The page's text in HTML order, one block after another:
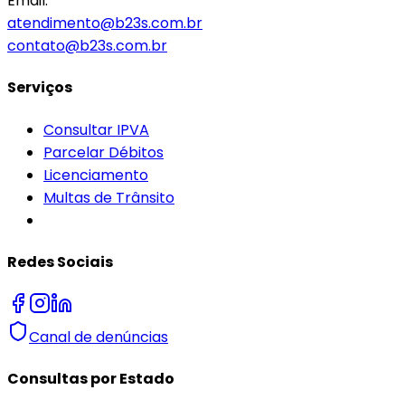
atendimento@b23s.com.br
contato@b23s.com.br
Serviços
Consultar IPVA
Parcelar Débitos
Licenciamento
Multas de Trânsito
Redes Sociais
Canal de denúncias
Consultas por Estado